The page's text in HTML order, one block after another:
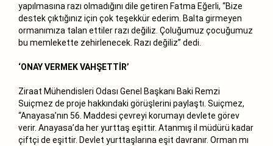
yapılmasına razı olmadığını dile getiren Fatma Eğerli, “Bize
destek çıktığınız için çok teşekkür ederim. Balta girmeyen
ormanımıza talan ettiler razı değiliz. Çoluğumuz çocuğumuz
bu memlekette zehirlenecek. Razı değiliz” dedi.
‘ONAY VERMEK VAHŞETTİR’
Ziraat Mühendisleri Odası Genel Başkanı Baki Remzi
Suiçmez de proje hakkındaki görüşlerini paylaştı. Suiçmez,
“Anayasa’nın 56. Maddesi çevreyi korumayı devlete görev
verir. Anayasa’da her yurttaş eşittir. Atanmış il müdürü kadar
çiftçi de eşittir. Devlet yurttaşlarına eşit davranır. Orman mı